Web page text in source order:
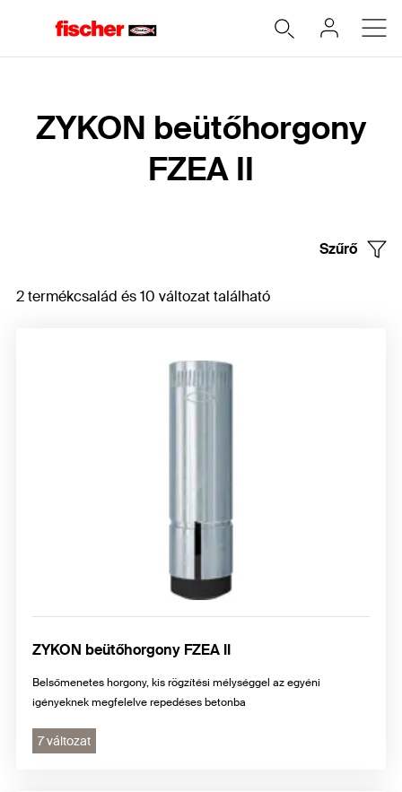
ZYKON beütőhorgony
FZEA II
Szűrő
2 termékcsalád és 10 változat található
ZYKON beütőhorgony FZEA II
Belsőmenetes horgony, kis rögzítési mélységgel az egyéni
igényeknek megfelelve repedéses betonba
7 változat